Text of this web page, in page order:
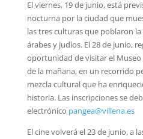
El viernes, 19 de junio, está
nocturna por la ciudad que
las tres culturas que poblaron
árabes y judíos. El 28 de junio,
oportunidad de visitar el Museo
de la mañana, en un recorrido
mezcla cultural que ha
historia. Las inscripciones se
electrónico pangea@villena.es
El cine volverá el 23 de junio, a